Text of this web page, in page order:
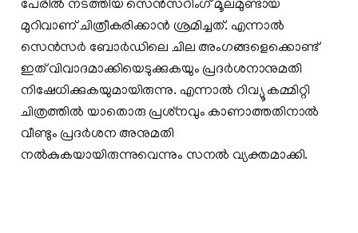
പേരില്‍ നടത്തിയ സെന്‍സറിംഗ് മൂലമുണ്ടായ
മുറിവാണ് ചിത്രീകരിക്കാന്‍ ശ്രമിച്ചത്. എന്നാല്‍
സെന്‍സര്‍ ബോര്‍ഡിലെ ചില അംഗങ്ങളെക്കൊണ്ട്
ഇത് വിവാദമാക്കിയെടുക്കുകയും പ്രദര്‍ശനാനുമതി
നിഷേധിക്കുകയുമായിരുന്നു. എന്നാല്‍ റിവ്യൂ കമ്മിറ്റി
ചിത്രത്തില്‍ യാതൊരു പ്രശ്‌നവും കാണാത്തതിനാല്‍
വീണ്ടും പ്രദര്‍ശന അനുമതി
നല്‍കുകയായിരുന്നുവെന്നും സനല്‍ വ്യക്തമാക്കി.